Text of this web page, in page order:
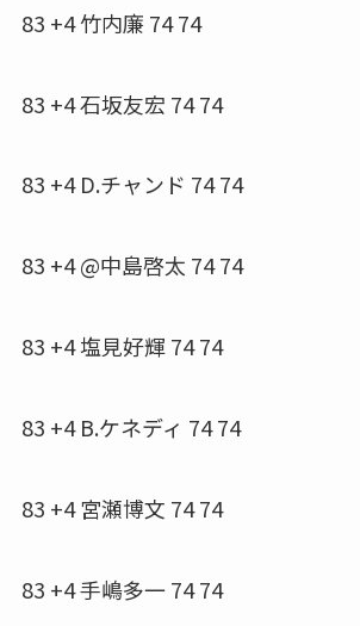
83 +4 竹内廉 74 74
83 +4 石坂友宏 74 74
83 +4 D.チャンド 74 74
83 +4 @中島啓太 74 74
83 +4 塩見好輝 74 74
83 +4 B.ケネディ 74 74
83 +4 宮瀬博文 74 74
83 +4 手嶋多一 74 74